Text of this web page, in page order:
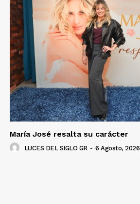
María José resalta su carácter
LUCES DEL SIGLO GR - 6 Agosto, 2026